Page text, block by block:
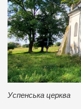
Успенська церква